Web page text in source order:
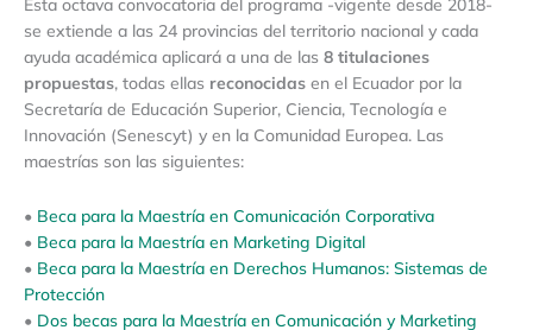
se extiende a las 24 provincias del territorio nacional y cada
ayuda académica aplicará a una de las 8 titulaciones
propuestas, todas ellas reconocidas en el Ecuador por la
Secretaría de Educación Superior, Ciencia, Tecnología e
Innovación (Senescyt) y en la Comunidad Europea. Las
maestrías son las siguientes:
• Beca para la Maestría en Comunicación Corporativa
• Beca para la Maestría en Marketing Digital
• Beca para la Maestría en Derechos Humanos: Sistemas de
Protección
• Dos becas para la Maestría en Comunicación y Marketing